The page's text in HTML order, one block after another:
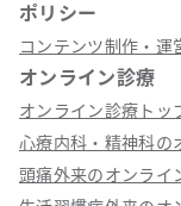
ポリシー
コンテンツ制作・運
オンライン診療
オンライン診療トッ
心療内科・精神科の
頭痛外来のオンライ